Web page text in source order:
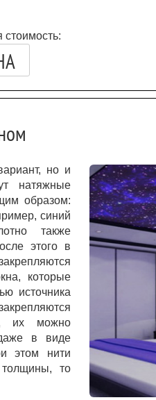
но и
натяжные
образом:
синий
также
этого в
которые
источника
их можно
в виде
этом нити
толщины, то